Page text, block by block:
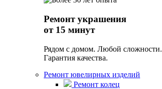
Ремонт украшения
от 15 минут
Рядом с домом. Любой сложности.
Гарантия качества.
Ремонт ювелирных изделий
Ремонт колец